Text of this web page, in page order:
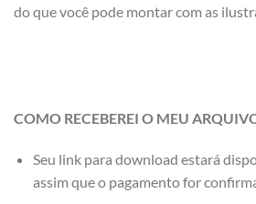
do que você pode montar com as
COMO RECEBEREI O MEU
Seu link para download estará
assim que o pagamento for